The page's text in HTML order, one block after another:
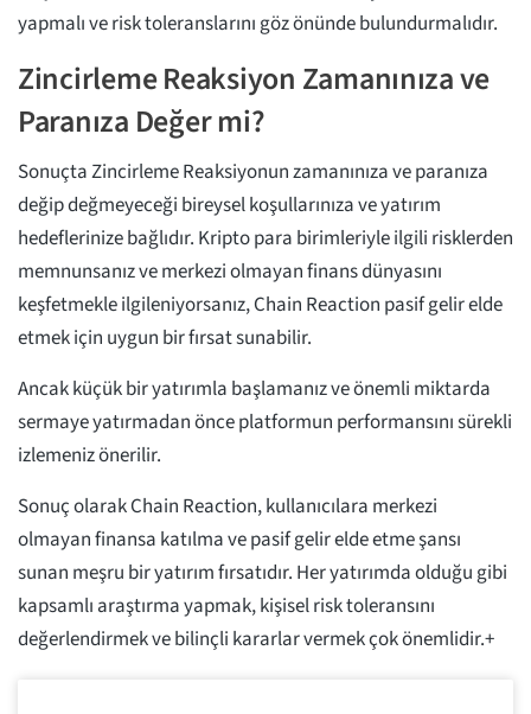
yapmalı ve risk toleranslarını göz önünde bulundurmalıdır.
Zincirleme Reaksiyon Zamanınıza ve
Paranıza Değer mi?
Sonuçta Zincirleme Reaksiyonun zamanınıza ve paranıza
değip değmeyeceği bireysel koşullarınıza ve yatırım
hedeflerinize bağlıdır. Kripto para birimleriyle ilgili risklerden
memnunsanız ve merkezi olmayan finans dünyasını
keşfetmekle ilgileniyorsanız, Chain Reaction pasif gelir elde
etmek için uygun bir fırsat sunabilir.
Ancak küçük bir yatırımla başlamanız ve önemli miktarda
sermaye yatırmadan önce platformun performansını sürekli
izlemeniz önerilir.
Sonuç olarak Chain Reaction, kullanıcılara merkezi
olmayan finansa katılma ve pasif gelir elde etme şansı
sunan meşru bir yatırım fırsatıdır. Her yatırımda olduğu gibi
kapsamlı araştırma yapmak, kişisel risk toleransını
değerlendirmek ve bilinçli kararlar vermek çok önemlidir.+